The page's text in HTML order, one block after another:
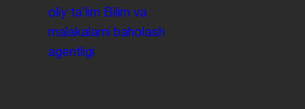
oliy taʼlim Bilim va
malakalarni baholash
agentligi